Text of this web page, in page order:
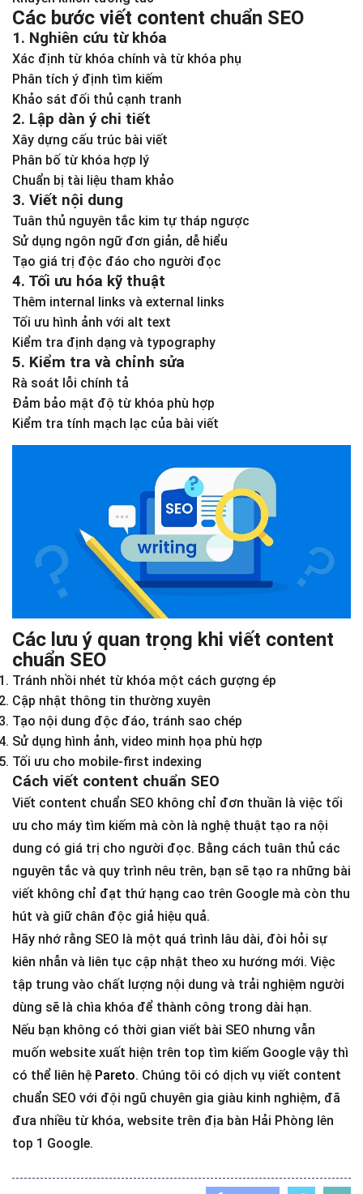
Các bước viết content chuẩn SEO
1. Nghiên cứu từ khóa
Xác định từ khóa chính và từ khóa phụ
Phân tích ý định tìm kiếm
Khảo sát đối thủ cạnh tranh
2. Lập dàn ý chi tiết
Xây dựng cấu trúc bài viết
Phân bố từ khóa hợp lý
Chuẩn bị tài liệu tham khảo
3. Viết nội dung
Tuân thủ nguyên tắc kim tự tháp ngược
Sử dụng ngôn ngữ đơn giản, dễ hiểu
Tạo giá trị độc đáo cho người đọc
4. Tối ưu hóa kỹ thuật
Thêm internal links và external links
Tối ưu hình ảnh với alt text
Kiểm tra định dạng và typography
5. Kiểm tra và chỉnh sửa
Rà soát lỗi chính tả
Đảm bảo mật độ từ khóa phù hợp
Kiểm tra tính mạch lạc của bài viết
Các lưu ý quan trọng khi viết content
chuẩn SEO
Tránh nhồi nhét từ khóa một cách gượng ép
Cập nhật thông tin thường xuyên
Tạo nội dung độc đáo, tránh sao chép
Sử dụng hình ảnh, video minh họa phù hợp
Tối ưu cho mobile-first indexing
Cách viết content chuẩn SEO
Viết content chuẩn SEO không chỉ đơn thuần là việc tối
ưu cho máy tìm kiếm mà còn là nghệ thuật tạo ra nội
dung có giá trị cho người đọc. Bằng cách tuân thủ các
nguyên tắc và quy trình nêu trên, bạn sẽ tạo ra những bài
viết không chỉ đạt thứ hạng cao trên Google mà còn thu
hút và giữ chân độc giả hiệu quả.
Hãy nhớ rằng SEO là một quá trình lâu dài, đòi hỏi sự
kiên nhẫn và liên tục cập nhật theo xu hướng mới. Việc
tập trung vào chất lượng nội dung và trải nghiệm người
dùng sẽ là chìa khóa để thành công trong dài hạn.
Nếu bạn không có thời gian viết bài SEO nhưng vẫn
muốn website xuất hiện trên top tìm kiếm Google vậy thì
có thể liên hệ Pareto. Chúng tôi có dịch vụ viết content
chuẩn SEO với đội ngũ chuyên gia giàu kinh nghiệm, đã
đưa nhiều từ khóa, website trên địa bàn Hải Phòng lên
top 1 Google.